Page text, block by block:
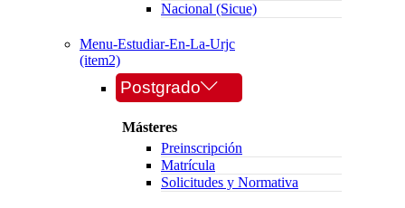
Nacional (Sicue)
Menu-Estudiar-En-La-Urjc
(item2)
Postgrado
Másteres
Preinscripción
Matrícula
Solicitudes y Normativa